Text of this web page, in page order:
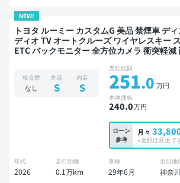
NEW!
トヨタ ルーミー カスタムG 美品 禁煙車 ディスプレイオー
ディオ TV オートクルーズ ワイヤレスキー
ETC バックモニター 全方位カメラ 衝突軽減
板金歴
なし
外装
S
内装
S
支払総額
251.0 万円
本体価格
240.0万円
ローン
参考
月々
※金額は変更で
年式
2026
走行距離
0.1万km
車検
29年6月
出品地
神奈